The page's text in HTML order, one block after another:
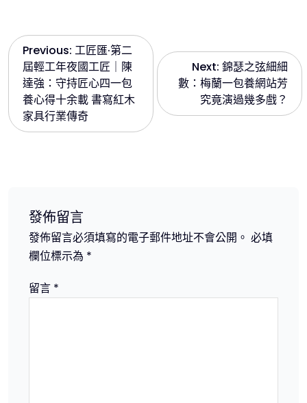
文
章
導
Previous: 工匠匯·第二
屆輕工年夜國工匠｜陳
達強：守持匠心四一包
養心得十余載 書寫紅木
家具行業傳奇
Next: 錦瑟之弦細細
數：梅蘭一包養網站芳
究竟演過幾多戲？
發佈留言
發佈留言必須填寫的電子郵件地址不會公開。 必填
欄位標示為 *
留言 *